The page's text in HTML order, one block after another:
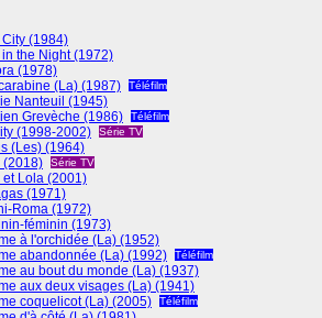
City (1984)
in the Night (1972)
(1978)
(La) (1987)
Téléfilm
Nanteuil (1945)
Grevèche (1986)
Téléfilm
(1998-2002) Série TV
(Les) (1964)
(2018)
Série TV
et Lola (2001)
(1971)
Roma (1972)
féminin (1973)
à l'orchidée (La) (1952)
abandonnée (La) (1992)
Téléfilm
au bout du monde (La) (1937)
aux deux visages (La) (1941)
coquelicot (La) (2005)
Téléfilm